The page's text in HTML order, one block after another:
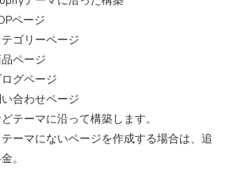
ページ
ゴリーページ
ページ
グページ
合わせページ
テーマに沿って構築します。
ーマにないページを作成する場合は、追
。